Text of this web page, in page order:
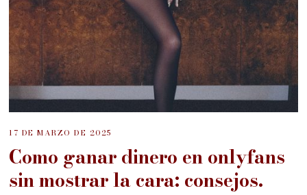
17 DE MARZO DE 2025
Como ganar dinero en onlyfans
sin mostrar la cara: consejos.